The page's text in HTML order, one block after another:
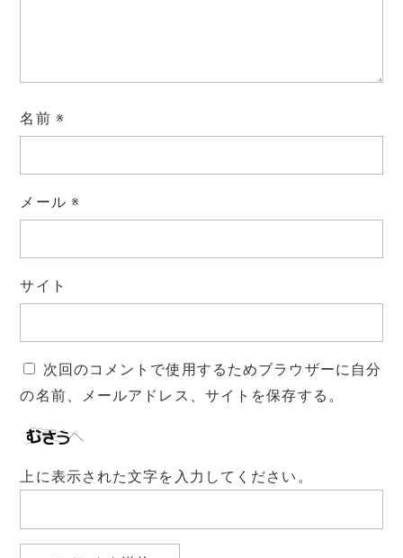
名前 ※
メール ※
サイト
次回のコメントで使用するためブラウザーに自分
の名前、メールアドレス、サイトを保存する。
上に表示された文字を入力してください。